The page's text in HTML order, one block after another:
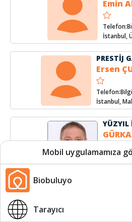
Harita
Emin
İstanbul,
Ersen
İstanbul,
İstanbul,
Halil
Mobil uygulamamıza
Biobuluyo
Tarayıcı